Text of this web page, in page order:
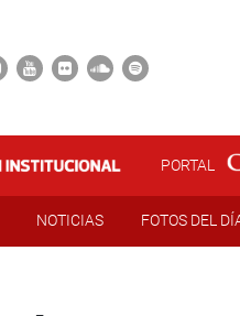
PORTAL
NOTICIAS FOTOS DEL